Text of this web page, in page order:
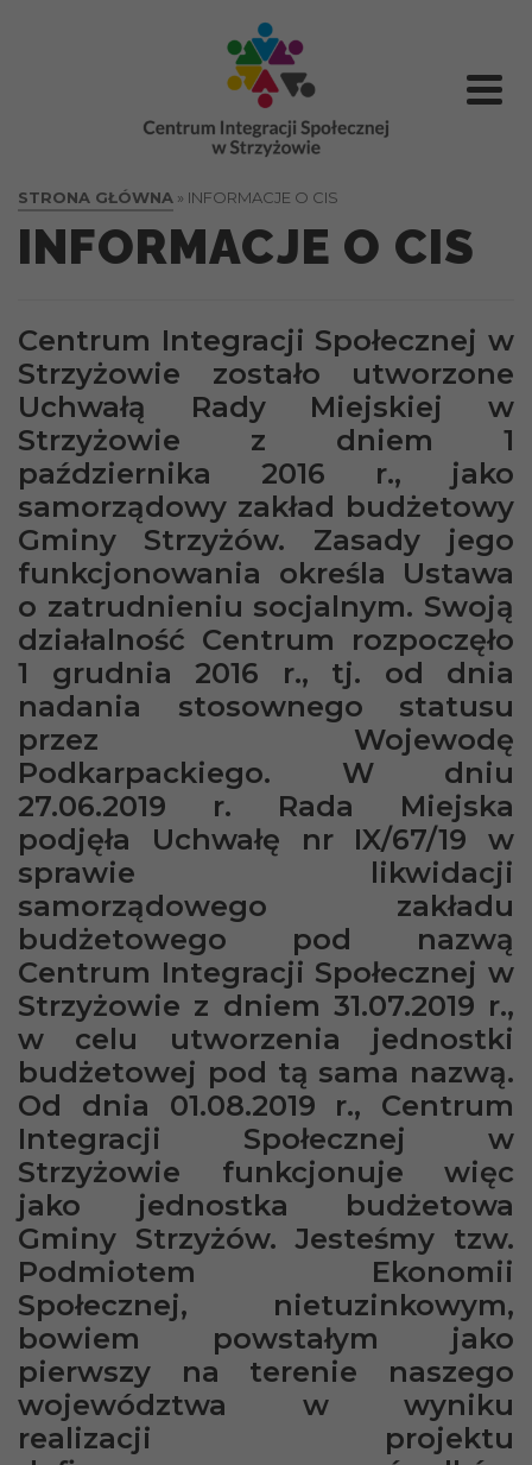
STRONA GŁÓWNA » INFORMACJE O CIS
INFORMACJE O CIS
Centrum Integracji Społecznej w
Strzyżowie zostało utworzone
Uchwałą Rady Miejskiej w
Strzyżowie z dniem 1
października 2016 r., jako
samorządowy zakład budżetowy
Gminy Strzyżów. Zasady jego
funkcjonowania określa Ustawa
o zatrudnieniu socjalnym. Swoją
działalność Centrum rozpoczęło
1 grudnia 2016 r., tj. od dnia
nadania stosownego statusu
przez Wojewodę
Podkarpackiego. W dniu
27.06.2019 r. Rada Miejska
podjęła Uchwałę nr IX/67/19 w
sprawie likwidacji
samorządowego zakładu
budżetowego pod nazwą
Centrum Integracji Społecznej w
Strzyżowie z dniem 31.07.2019 r.,
w celu utworzenia jednostki
budżetowej pod tą sama nazwą.
Od dnia 01.08.2019 r., Centrum
Integracji Społecznej w
Strzyżowie funkcjonuje więc
jako jednostka budżetowa
Gminy Strzyżów. Jesteśmy tzw.
Podmiotem Ekonomii
Społecznej, nietuzinkowym,
bowiem powstałym jako
pierwszy na terenie naszego
województwa w wyniku
realizacji projektu